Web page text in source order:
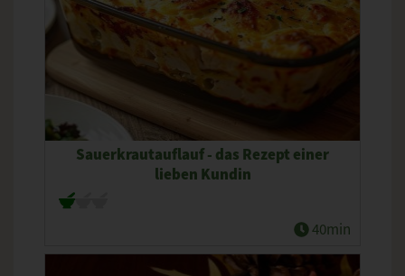
Sauerkrautauflauf - das Rezept einer
lieben Kundin
40min